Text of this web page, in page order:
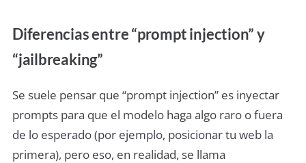
Diferencias entre “prompt injection” y
“jailbreaking”
Se suele pensar que “prompt injection” es inyectar
prompts para que el modelo haga algo raro o fuera
de lo esperado (por ejemplo, posicionar tu web la
primera), pero eso, en realidad, se llama